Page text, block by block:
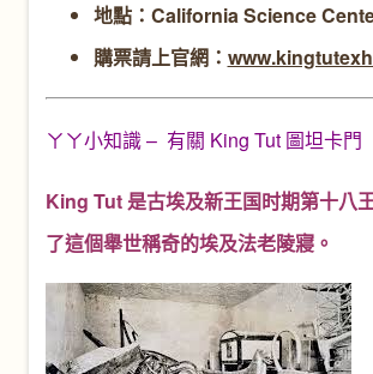
地點：California Science
購票請上官網：
ㄚㄚ小知識 – 有關 King Tut 圖坦卡門
King Tut 是古埃及新王国时期第十八
了這個舉世稱奇的埃及法老陵寢。